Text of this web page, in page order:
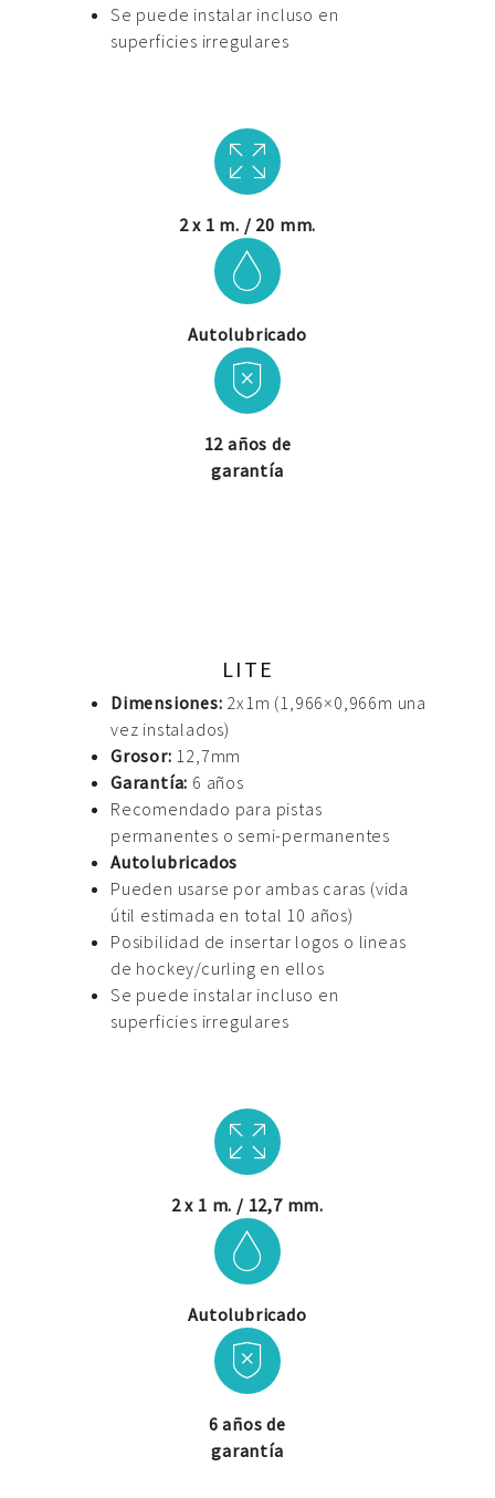
Se puede instalar incluso en
superficies irregulares
2 x 1 m. / 20 mm.
Autolubricado
12 años de
garantía
LITE
Dimensiones: 2x1m (1,966×0,966m una
vez instalados)
Grosor: 12,7mm
Garantía: 6 años
Recomendado para pistas
permanentes o semi-permanentes
Autolubricados
Pueden usarse por ambas caras (vida
útil estimada en total 10 años)
Posibilidad de insertar logos o lineas
de hockey/curling en ellos
Se puede instalar incluso en
superficies irregulares
2 x 1 m. / 12,7 mm.
Autolubricado
6 años de
garantía